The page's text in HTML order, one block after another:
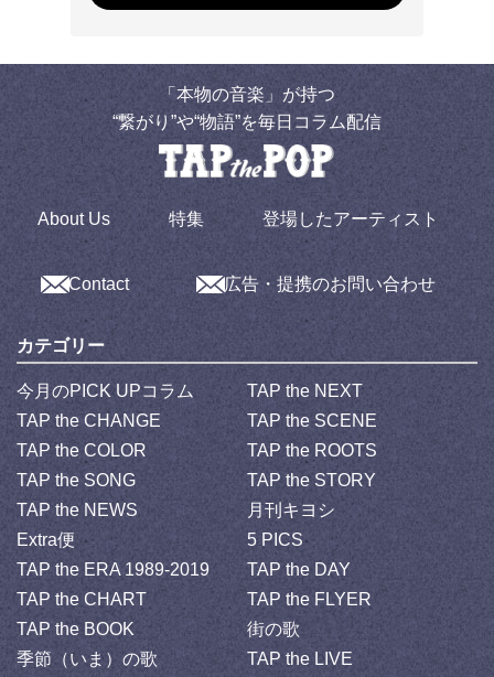
「本物の音楽」が持つ
“繋がり”や“物語”を毎日コラム配信
About Us 特集 登場したアーティスト
Contact 広告・提携のお問い合わせ
カテゴリー
今月のPICK UPコラム
TAP the NEXT
TAP the CHANGE
TAP the SCENE
TAP the COLOR
TAP the ROOTS
TAP the SONG
TAP the STORY
TAP the NEWS
月刊キヨシ
Extra便
5 PICS
TAP the ERA 1989-2019
TAP the DAY
TAP the CHART
TAP the FLYER
TAP the BOOK
街の歌
季節（いま）の歌
TAP the LIVE